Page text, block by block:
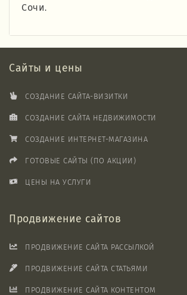
Сочи.
Сайты и цены
СОЗДАНИЕ САЙТА-ВИЗИТКИ
СОЗДАНИЕ САЙТА НЕДВИЖИМОСТИ
СОЗДАНИЕ ИНТЕРНЕТ-МАГАЗИНА
ГОТОВЫЕ САЙТЫ (ПО АКЦИИ)
ЦЕНЫ НА УСЛУГИ
Продвижение сайтов
ПРОДВИЖЕНИЕ САЙТА РАССЫЛКОЙ
ПРОДВИЖЕНИЕ САЙТА СТАТЬЯМИ
ПРОДВИЖЕНИЕ САЙТА КОНТЕНТОМ